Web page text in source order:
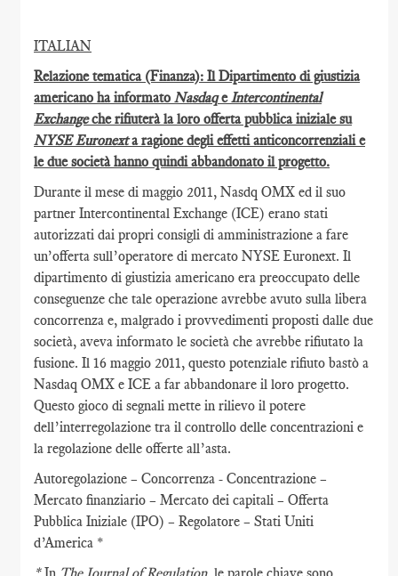
ITALIAN
Relazione tematica (Finanza): Il Dipartimento di giustizia
americano ha informato Nasdaqe Intercontinental
Exchangeche rifiuterà la loro offerta pubblica iniziale su
NYSE Euronexta ragione degli effetti anticoncorrenziali e
le due società hanno quindi abbandonato il progetto.
Durante il mese di maggio 2011, Nasdq OMX ed il suo
partner Intercontinental Exchange (ICE) erano stati
autorizzati dai propri consigli di amministrazione a fare
un’offerta sull’operatore di mercato NYSE Euronext. Il
dipartimento di giustizia americano era preoccupato delle
conseguenze che tale operazione avrebbe avuto sulla libera
concorrenza e, malgrado i provvedimenti proposti dalle due
società, aveva informato le società che avrebbe rifiutato la
fusione. Il 16 maggio 2011, questo potenziale rifiuto bastò a
Nasdaq OMX e ICE a far abbandonare il loro progetto.
Questo gioco di segnali mette in rilievo il potere
dell’interregolazione tra il controllo delle concentrazioni e
la regolazione delle offerte all’asta.
Autoregolazione – Concorrenza - Concentrazione –
Mercato finanziario – Mercato dei capitali – Offerta
Pubblica Iniziale (IPO) – Regolatore – Stati Uniti
d’America *